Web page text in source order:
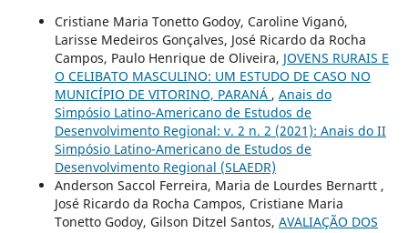
Cristiane Maria Tonetto Godoy, Caroline Viganó,
Larisse Medeiros Gonçalves, José Ricardo da Rocha
Campos, Paulo Henrique de Oliveira, JOVENS RURAIS E
O CELIBATO MASCULINO: UM ESTUDO DE CASO NO
MUNICÍPIO DE VITORINO, PARANÁ , Anais do
Simpósio Latino-Americano de Estudos de
Desenvolvimento Regional: v. 2 n. 2 (2021): Anais do II
Simpósio Latino-Americano de Estudos de
Desenvolvimento Regional (SLAEDR)
Anderson Saccol Ferreira, Maria de Lourdes Bernartt ,
José Ricardo da Rocha Campos, Cristiane Maria
Tonetto Godoy, Gilson Ditzel Santos, AVALIAÇÃO DOS